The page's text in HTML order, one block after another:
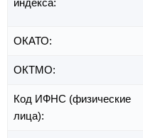
индекса:
ОКАТО:
ОКТМО:
Код ИФНС (физические
лица):